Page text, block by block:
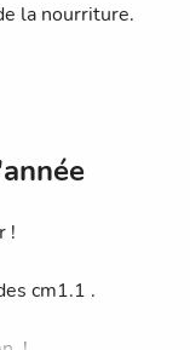
la nourriture.
!
cm1.1 .